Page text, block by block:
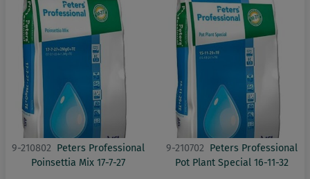
9-210802 Peters Professional
Poinsettia Mix 17-7-27
9-210702 Peters Professional
Pot Plant Special 16-11-32